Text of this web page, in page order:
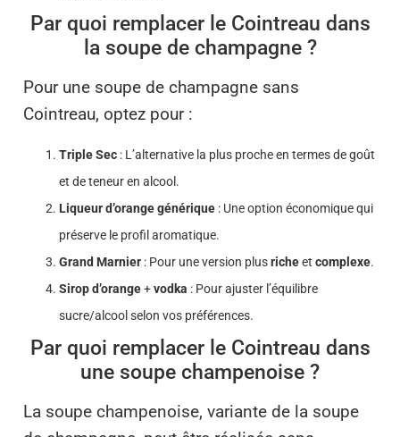
Par quoi remplacer le Cointreau dans
la soupe de champagne ?
Pour une soupe de champagne sans
Cointreau, optez pour :
Triple Sec : L’alternative la plus proche en termes de goût
et de teneur en alcool.
Liqueur d’orange générique : Une option économique qui
préserve le profil aromatique.
Grand Marnier : Pour une version plusricheet complexe.
Sirop d’orange+vodka : Pour ajuster l’équilibre
sucre/alcool selon vos préférences.
Par quoi remplacer le Cointreau dans
une soupe champenoise ?
La soupe champenoise, variante de la soupe